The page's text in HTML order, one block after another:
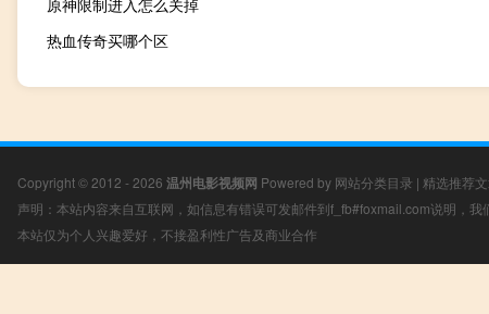
热血传奇买哪个区
Copyright © 2012 - 2026 温州电影视频网 Powered by 网站分类目录 | 精选推荐
声明：本站内容来自互联网，如信息有错误可发邮件到f_fb#foxmail.com说明，我
本站仅为个人兴趣爱好，不接盈利性广告及商业合作